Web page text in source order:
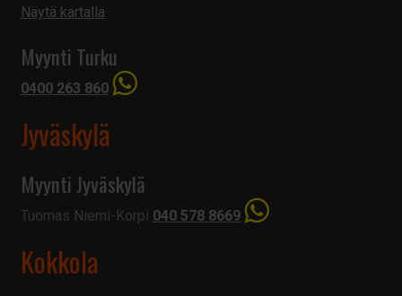
Näytä kartalla
Myynti Turku
0400 263 860
Jyväskylä
Myynti Jyväskylä
Tuomas Niemi-Korpi 040 578 8669
Kokkola